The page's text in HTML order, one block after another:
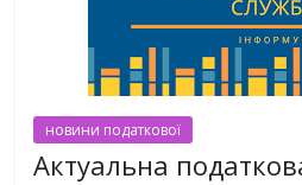
новини податкової
Актуальна